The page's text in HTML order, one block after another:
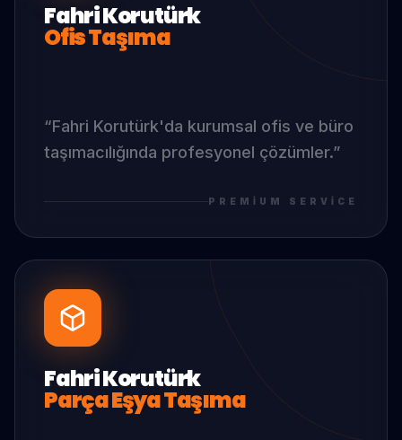
Fahri Korutürk
Ofis Taşıma
“Fahri Korutürk'da kurumsal ofis ve büro
taşımacılığında profesyonel çözümler.”
PREMIUM SERVICE
Fahri Korutürk
Parça Eşya Taşıma